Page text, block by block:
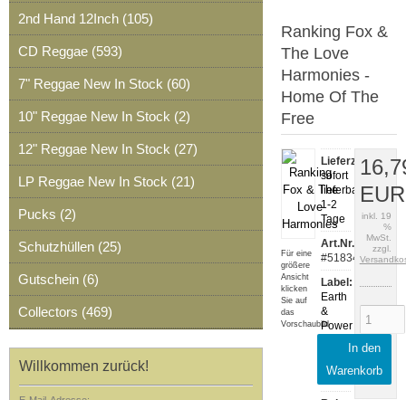
Ranking Fox &
The Love
Harmonies -
Home Of The
Free
Für eine
größere
Ansicht
klicken
Sie auf
das
Vorschaubild
Lieferzeit:
sofort
lieferbar,
1-2
Tage
Art.Nr.:
#51834
Label:
Earth
&
Power
Records
Notes:
EUR
inkl. 19
%
MwSt.
zzgl.
In den
Warenkorb
2nd Hand 12Inch (105)
CD Reggae (593)
7" Reggae New In Stock (60)
10" Reggae New In Stock (2)
12" Reggae New In Stock (27)
LP Reggae New In Stock (21)
Pucks (2)
Schutzhüllen (25)
Gutschein (6)
Collectors (469)
Willkommen zurück!